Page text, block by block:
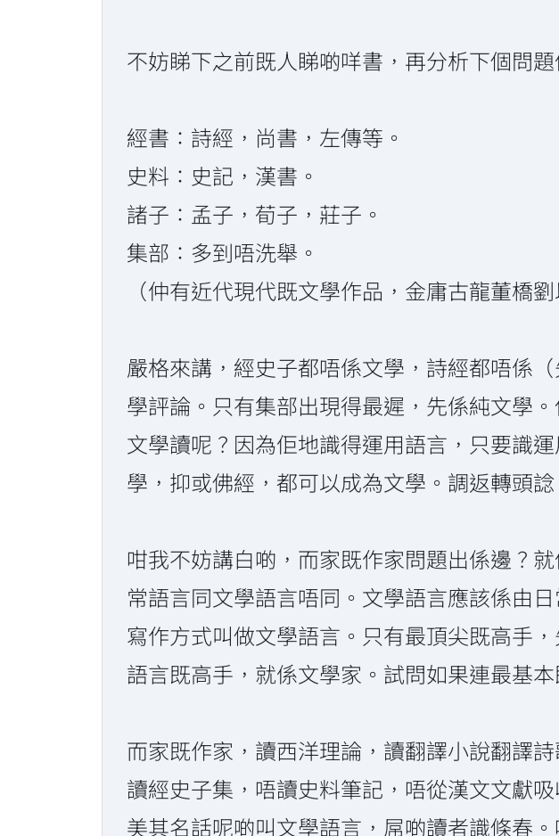
不妨睇下之前既人睇啲咩書，再分析下個問題
經書：詩經，尚書，左傳等。
史料：史記，漢書。
諸子：孟子，荀子，莊子。
集部：多到唔洗舉。
（仲有近代現代既文學作品，金庸古龍董橋劉
嚴格來講，經史子都唔係文學，詩經都唔係
學評論。只有集部出現得最遲，先係純文學
文學讀呢？因為佢地識得運用語言，只要識
學，抑或佛經，都可以成為文學。調返轉頭
咁我不妨講白啲，而家既作家問題出係邊？
常語言同文學語言唔同。文學語言應該係由
寫作方式叫做文學語言。只有最頂尖既高手
語言既高手，就係文學家。試問如果連最基
而家既作家，讀西洋理論，讀翻譯小說翻譯
讀經史子集，唔讀史料筆記，唔從漢文文獻
美其名話呢啲叫文學語言，屌啲讀者識條春